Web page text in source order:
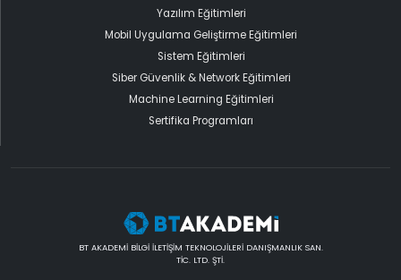
Yazılım Eğitimleri
Mobil Uygulama Geliştirme Eğitimleri
Sistem Eğitimleri
Siber Güvenlik & Network Eğitimleri
Machine Learning Eğitimleri
Sertifika Programları
BT AKADEMİ BİLGİ İLETİŞİM TEKNOLOJİLERİ DANIŞMANLIK SAN.
TİC. LTD. ŞTİ.